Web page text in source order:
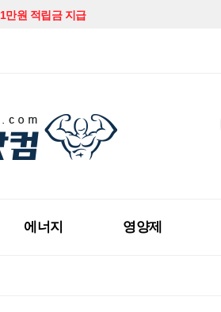
1만원 적립금 지급
에너지 영양제